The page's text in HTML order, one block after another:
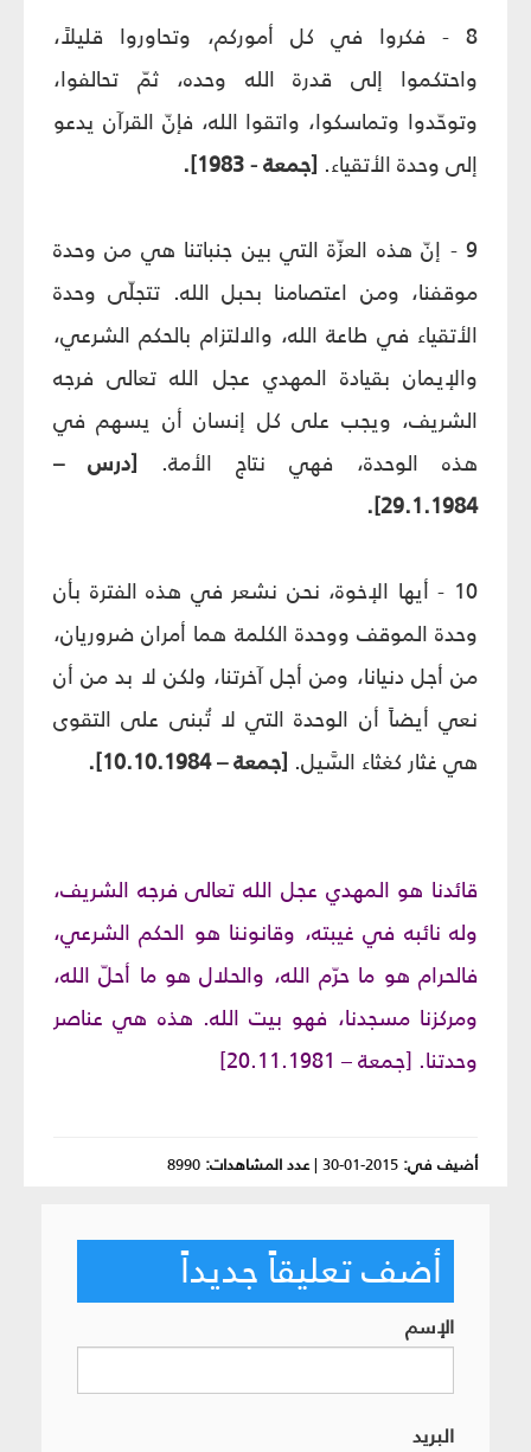
8 - فكروا في كل أموركم، وتحاوروا قليلاً،
واحتكموا إلى قدرة الله وحده، ثمّ تحالفوا،
وتوحّدوا وتماسكوا، واتقوا الله، فإنّ القرآن يدعو
إلى وحدة الأتقياء. [جمعة - 1983].
9 - إنّ هذه العزّة التي بين جنباتنا هي من وحدة
موقفنا، ومن اعتصامنا بحبل الله. تتجلّى وحدة
الأتقياء في طاعة الله، والالتزام بالحكم الشرعي،
والإيمان بقيادة المهدي عجل الله تعالى فرجه
الشريف، ويجب على كل إنسان أن يسهم في
هذه الوحدة، فهي نتاج الأمة. [درس –
29.1.1984].
10 - أيها الإخوة، نحن نشعر في هذه الفترة بأن
وحدة الموقف ووحدة الكلمة هما أمران ضروريان،
من أجل دنيانا، ومن أجل آخرتنا، ولكن لا بد من أن
نعي أيضاً أن الوحدة التي لا تُبنى على التقوى
هي غثار كغثاء السَّيل. [جمعة – 10.10.1984].
قائدنا هو المهدي عجل الله تعالى فرجه الشريف،
وله نائبه في غيبته، وقانوننا هو الحكم الشرعي،
فالحرام هو ما حرّم الله، والحلال هو ما أحلّ الله،
ومركزنا مسجدنا، فهو بيت الله. هذه هي عناصر
وحدتنا. [جمعة – 20.11.1981]
أضيف في: 2015-01-30
|عدد المشاهدات: 8990
أضف تعليقاً جديداً
الإسم
البريد